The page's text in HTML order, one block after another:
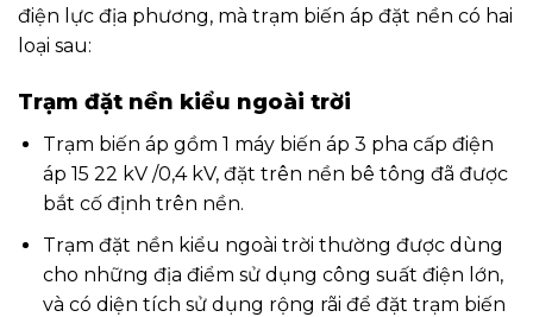
điện lực địa phương, mà trạm biến áp đặt nền có hai
loại sau:
Trạm đặt nền kiểu ngoài trời
Trạm biến áp gồm 1 máy biến áp 3 pha cấp điện
áp 15 22 kV /0,4 kV, đặt trên nền bê tông đã được
bắt cố định trên nền.
Trạm đặt nền kiểu ngoài trời thường được dùng
cho những địa điểm sử dụng công suất điện lớn,
và có diện tích sử dụng rộng rãi để đặt trạm biến